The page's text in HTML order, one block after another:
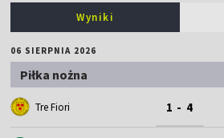
Wyniki
06 SIERPNIA 2026
Piłka nożna
Tre Fiori 1 - 4